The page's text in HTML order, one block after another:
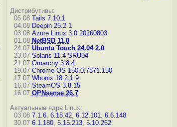
Дистрибутивы:
05.08 Tails 7.10.1
04.08 Deepin 25.2.1
03.08 Azure Linux 3.0.20260803
01.08 NetBSD 11.0
24.07 Ubuntu Touch 24.04 2.0
23.07 Solaris 11.4 SRU94
21.07 Omarchy 3.8.4
19.07 Chrome OS 150.0.7871.150
17.07 Whonix 18.2.1.9
16.07 SteamOS 3.8.15
16.07 OPNsense 26.7
Актуальные ядра Linux:
03.08 7.1.6, 6.18.42, 6.12.101, 6.6.148
30.07 6.1.180, 5.15.213, 5.10.262